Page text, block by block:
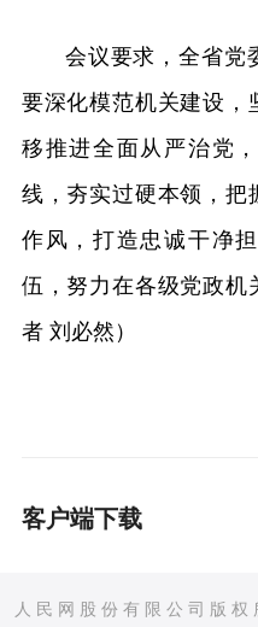
会议要求，全省党
要深化模范机关建设，
移推进全面从严治党
线，夯实过硬本领，把
作风，打造忠诚干净
伍，努力在各级党政机
者 刘必然）
客户端下载
人 民 网 股 份 有 限 公 司 版 权